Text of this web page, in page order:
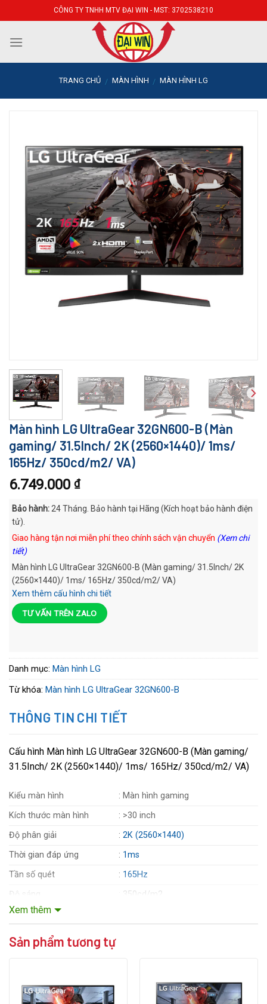
to
content
CÔNG TY TNHH MTV ĐẠI WIN - MST: 3702538210
TRANG CHỦ / MÀN HÌNH / MÀN HÌNH LG
Màn hình LG UltraGear 32GN600-B (Màn
gaming/ 31.5Inch/ 2K (2560×1440)/ 1ms/
165Hz/ 350cd/m2/ VA)
6.749.000 ₫
Bảo hành: 24 Tháng. Bảo hành tại Hãng (Kích hoạt bảo hành điện
tử).
Giao hàng tận nơi miễn phí theo chính sách vận chuyển (Xem chi
tiết)
Màn hình LG UltraGear 32GN600-B (Màn gaming/ 31.5Inch/ 2K
(2560×1440)/ 1ms/ 165Hz/ 350cd/m2/ VA)
Xem thêm cấu hình chi tiết
TƯ VẤN TRÊN ZALO
Danh mục: Màn hình LG
Từ khóa: Màn hình LG UltraGear 32GN600-B
THÔNG TIN CHI TIẾT
Cấu hình Màn hình LG UltraGear 32GN600-B (Màn gaming/
31.5Inch/ 2K (2560×1440)/ 1ms/ 165Hz/ 350cd/m2/ VA)
Kiểu màn hình
: Màn hình gaming
Kích thước màn hình
: >30 inch
Độ phân giải
:2K (2560×1440)
Thời gian đáp ứng
: 1ms
Tần số quét
: 165Hz
Độ sáng
: 350cd/m2
Tấm nền
Tỷ lệ tương phản
Phụ kiện kèm theo
: Cáp nguồn, Cáp DisplayPort
Xem thêm
Sản phẩm tương tự